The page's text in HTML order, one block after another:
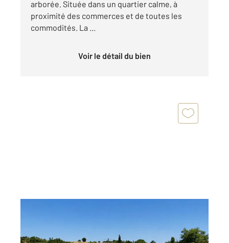
arborée. Située dans un quartier calme, à
proximité des commerces et de toutes les
commodités. La ...
Voir le détail du bien